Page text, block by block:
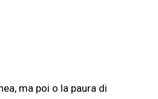
ma poi o la paura di